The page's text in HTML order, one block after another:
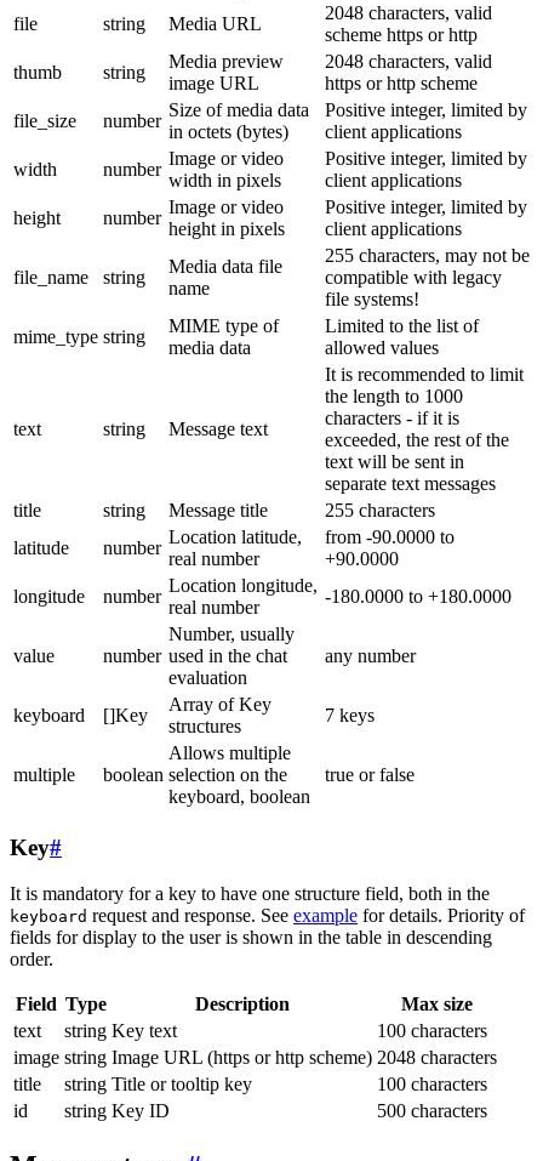
file string Media URL
2048 characters, valid
scheme https or http
thumb
string
Media preview
image URL
2048 characters, valid
https or http scheme
file_size
number
Size of media data
in octets (bytes)
Positive integer, limited by
client applications
width
number
Image or video
width in pixels
Positive integer, limited by
client applications
height
number
Image or video
height in pixels
Positive integer, limited by
client applications
file_name string
Media data file
name
255 characters, may not be
compatible with legacy
file systems!
mime_type string
MIME type of
media data
Limited to the list of
allowed values
text string Message text
It is recommended to limit
the length to 1000
characters - if it is
exceeded, the rest of the
text will be sent in
separate text messages
title
string Message title
255 characters
latitude
number
Location latitude,
real number
from -90.0000 to
+90.0000
longitude
number
Location longitude,
real number
-180.0000 to +180.0000
value number
Number, usually
used in the chat
evaluation
any number
keyboard []Key
Array of Key
structures
7 keys
multiple boolean
Allows multiple
selection on the
keyboard, boolean
true or false
Key#
It is mandatory for a key to have one structure field, both in the
keyboard request and response. See example for details. Priority of
fields for display to the user is shown in the table in descending
order.
Field Type Description
Max size
text
string Key text
100 characters
image string Image URL (https or http scheme) 2048 characters
title
string Title or tooltip key
100 characters
id
string Key ID 500 characters